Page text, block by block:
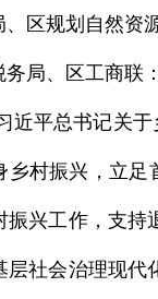
、区规划自然资
局、区工商联：
近平总书记关
乡村振兴，立足
振兴工作，支
社会治理现代